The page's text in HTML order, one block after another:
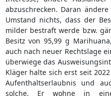
abzuschrecken. Daran
Umstand nichts, dass der
milder bestraft werde bzw.
Besitz von 95,99 g
auch nach neuer Rechtslage
überwiege das
Kläger halte sich erst seit
Aufenthaltserlaubnis und
solche. Er wohne in